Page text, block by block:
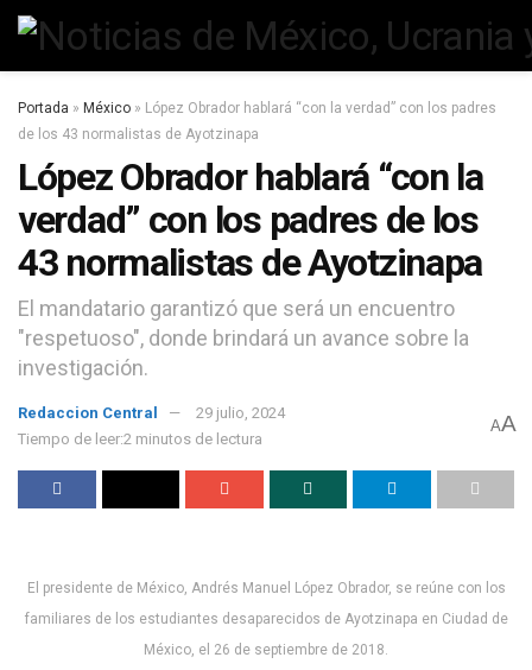
Portada » México » López Obrador hablará “con la verdad” con los padres
de los 43 normalistas de Ayotzinapa
López Obrador hablará “con la
verdad” con los padres de los
43 normalistas de Ayotzinapa
El mandatario garantizó que será un encuentro
"respetuoso", donde brindará un avance sobre la
investigación.
Redaccion Central
29 julio, 2024
Tiempo de leer:2 minutos de lectura
AA
El presidente de México, Andrés Manuel López Obrador, se reúne con los
familiares de los estudiantes desaparecidos de Ayotzinapa en Ciudad de
México, el 26 de septiembre de 2018.